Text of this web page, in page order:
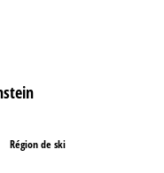
Région de ski